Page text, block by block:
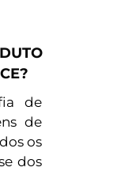
de
de
os
dos